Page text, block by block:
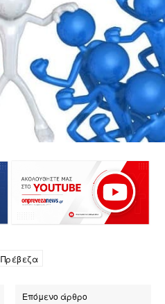
Πρέβεζα
Επόμενο άρθρο